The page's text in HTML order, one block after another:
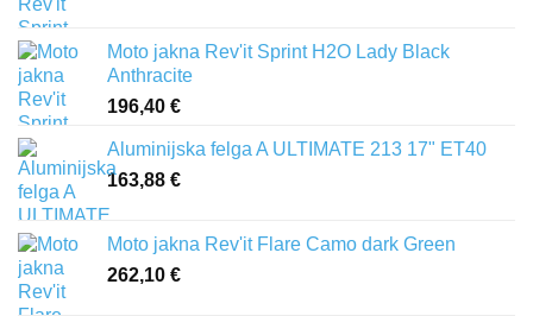
Moto jakna Rev'it Sprint H2O Lady Black
Anthracite
196,40 €
Aluminijska felga A ULTIMATE 213 17" ET40
163,88 €
Moto jakna Rev'it Flare Camo dark Green
262,10 €